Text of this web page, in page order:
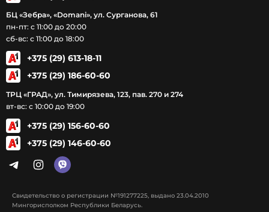
БЦ «Зебра», «Domani», ул. Сурганова, 61
пн-пт: с 11:00 до 20:00
сб-вс: с 11:00 до 18:00
+375 (29) 613-18-11
+375 (29) 186-60-60
ТРЦ «ГРАД», ул. Тимирязева, 123, пав. 270 и 274
вт-вс: с 10:00 до 19:00
+375 (29) 156-60-60
+375 (29) 146-60-60
Свидетельство о регистрации №191277225, выдано 23.04.2010
Мингорисполком Республики Беларусь.